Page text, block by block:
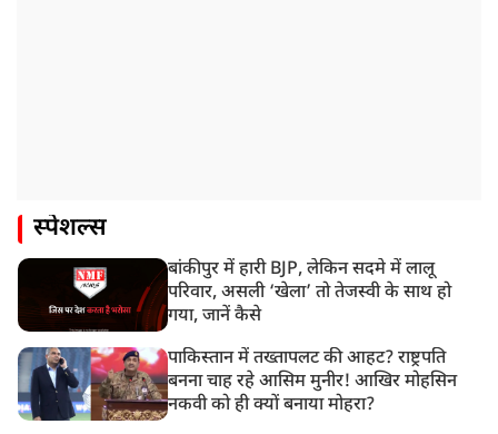
स्पेशल्स
बांकीपुर में हारी BJP, लेकिन सदमे में लालू
परिवार, असली ‘खेला’ तो तेजस्वी के साथ हो
गया, जानें कैसे
पाकिस्तान में तख्तापलट की आहट? राष्ट्रपति
बनना चाह रहे आसिम मुनीर! आखिर मोहसिन
नकवी को ही क्यों बनाया मोहरा?